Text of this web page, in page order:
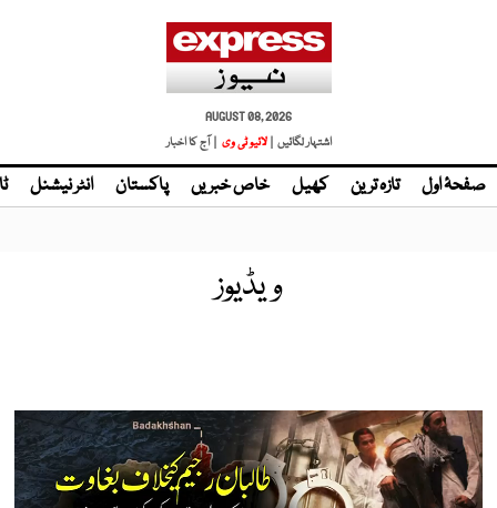
AUGUST 08, 2026
اشتہار لگائیں | لائیو ٹی وی | آج کا اخبار
صفحۂ اول تازہ ترین کھیل خاص خبریں پاکستان انٹر نیشنل
ویڈیوز